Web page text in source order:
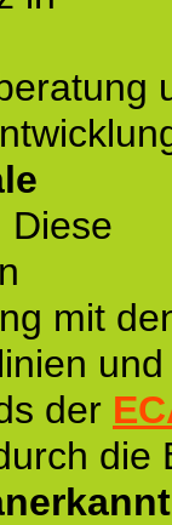
Diese
mit
der
die